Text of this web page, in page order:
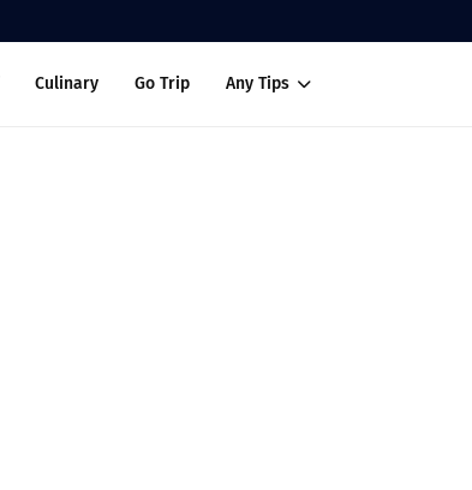
Culinary Go Trip Any Tips